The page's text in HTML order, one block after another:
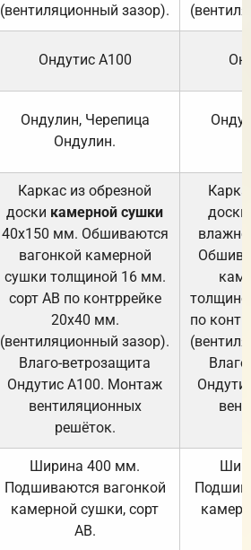
(вентиляционный зазор).
Ондутис А100
Ондулин, Черепица
Ондулин.
Каркас из обрезной
доски камерной сушки
40х150 мм. Обшиваются
вагонкой камерной
сушки толщиной 16 мм.
сорт АВ по контррейке
20х40 мм.
(вентиляционный зазор).
Влаго-ветрозащита
Ондутис А100. Монтаж
вентиляционных
решёток.
доски
по
Ширина 400 мм.
Подшиваются вагонкой
камерной сушки, сорт
АВ.